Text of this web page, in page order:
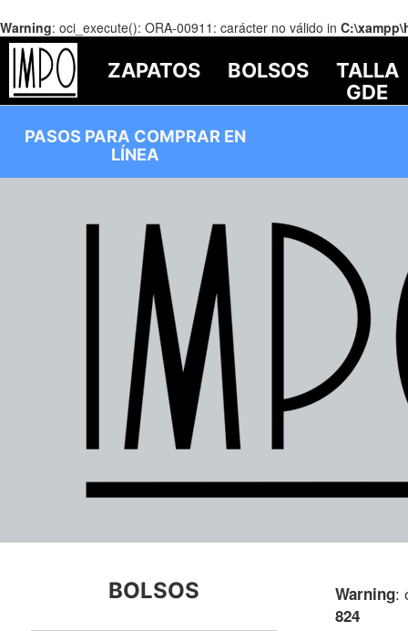
Warning: oci_execute(): ORA-00911: carácter no válido in
ZAPATOS BOLSOS
TALLA
GDE
PASOS PARA COMPRAR EN
LÍNEA
BOLSOS Warning:
824